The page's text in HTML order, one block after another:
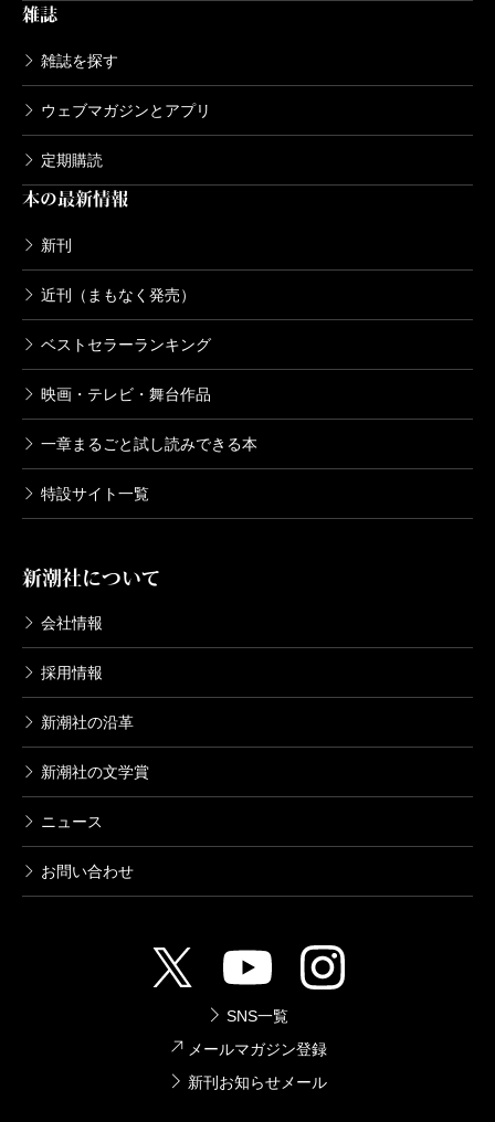
雑誌
雑誌を探す
ウェブマガジンとアプリ
定期購読
本の最新情報
新刊
近刊（まもなく発売）
ベストセラーランキング
映画・テレビ・舞台作品
一章まるごと試し読みできる本
特設サイト一覧
新潮社について
会社情報
採用情報
新潮社の沿革
新潮社の文学賞
ニュース
お問い合わせ
SNS一覧
メールマガジン登録
新刊お知らせメール